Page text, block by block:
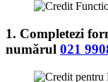
1. Completezi
numărul 021